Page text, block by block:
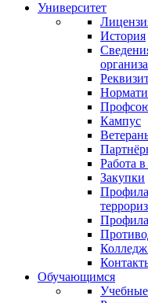
Университет
История
Кампус
Работа
Закупки
Обучающимся